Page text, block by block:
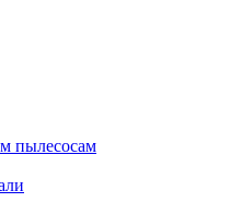
пылесосам